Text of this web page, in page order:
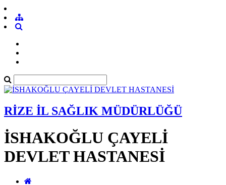
RİZE İL SAĞLIK MÜDÜRLÜĞÜ
İSHAKOĞLU ÇAYELİ
DEVLET HASTANESİ